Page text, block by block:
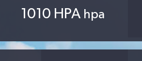
1010 HPA hpa